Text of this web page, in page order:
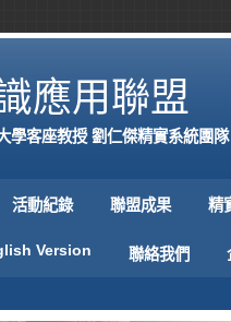
應用聯盟
學客座教授 劉仁傑精實系統團隊
活動紀錄 聯盟成果 精
Version 聯絡我們